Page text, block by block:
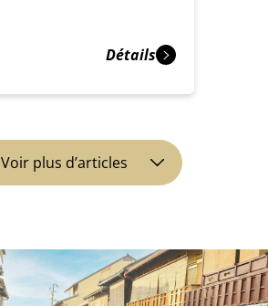
Détails
Voir plus d’articles